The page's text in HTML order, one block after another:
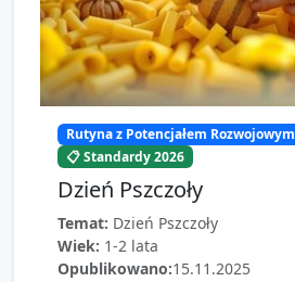
Rutyna z Potencjałem Rozwojowym
📋 Standardy 2026
Dzień Pszczoły
Temat: Dzień Pszczoły
Wiek: 1-2 lata
Opublikowano:15.11.2025